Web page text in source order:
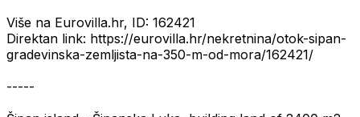
Više na Eurovilla.hr, ID: 162421
Direktan link: https://eurovilla.hr/nekretnina/otok-sipan-
gradevinska-zemljista-na-350-m-od-mora/162421/
-----